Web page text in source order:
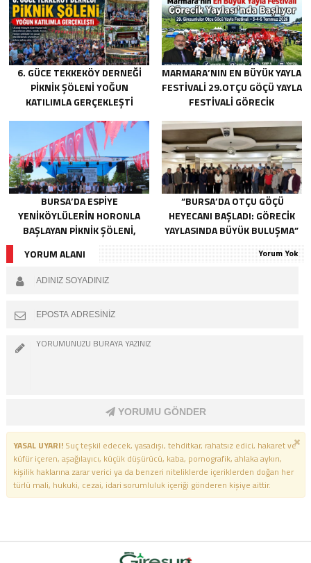
6. GÜCE TEKKEKÖY DERNEĞI
PIKNIK ŞÖLENI YOĞUN
KATILIMLA GERÇEKLEŞTI
MARMARA’NIN EN BÜYÜK YAYLA
FESTIVALI 29.OTÇU GÖÇÜ YAYLA
FESTIVALI GÖRECIK
BURSA’DA ESPIYE
YENIKÖYLÜLERIN HORONLA
BAŞLAYAN PIKNIK ŞÖLENI,
GELECEĞE ATILAN TEMELLERLE
TAÇLANDI
“BURSA’DA OTÇU GÖÇÜ
HEYECANI BAŞLADI: GÖRECIK
YAYLASINDA BÜYÜK BULUŞMA”
YORUM ALANI
Yorum Yok
YORUMU GÖNDER
YASAL UYARI!Suç teşkil edecek, yasadışı, tehditkar, rahatsız edici, hakaret ve
küfür içeren, aşağılayıcı, küçük düşürücü, kaba, pornografik, ahlaka aykırı,
kişilik haklarına zarar verici ya da benzeri niteliklerde içeriklerden doğan her
türlü mali, hukuki, cezai, idari sorumluluk içeriği gönderen kişiye aittir.